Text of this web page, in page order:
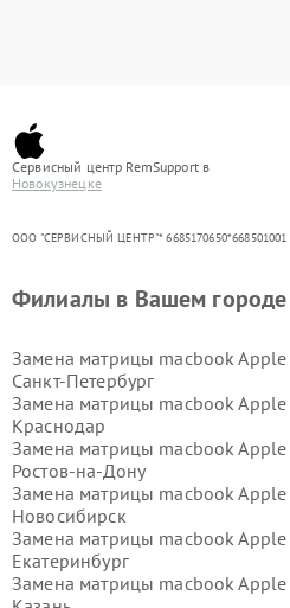
Сервисный центр RemSupport в
Новокузнецке
ООО "СЕРВИСНЫЙ ЦЕНТР"* 6685170650*668501001
Филиалы в Вашем городе
Замена матрицы macbook Apple
Санкт-Петербург
Замена матрицы macbook Apple
Краснодар
Замена матрицы macbook Apple
Ростов-на-Дону
Замена матрицы macbook Apple
Новосибирск
Замена матрицы macbook Apple
Екатеринбург
Замена матрицы macbook Apple